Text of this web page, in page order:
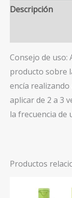
Descripción
Consejo de uso:
producto sobre
encía realizando
aplicar de 2 a 3
la frecuencia de
Productos